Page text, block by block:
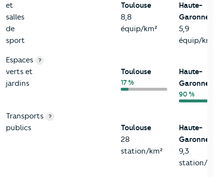
et
salles
de
sport
Toulouse
8,8
équip/km²
Haute-
Garonne
5,9
équip/km²
Espaces
verts et
jardins
?
Toulouse
17 %
Haute-
Garonne
90 %
Transports
publics
?
Toulouse
28
station/km²
Haute-
Garonne
9,3
station/